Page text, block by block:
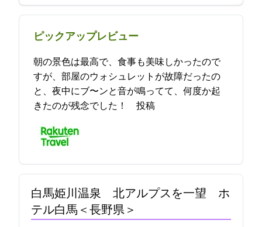
ピックアップレビュー
朝の景色は最高で、食事も美味しかったので
すが、部屋のウォシュレットが故障だったの
と、夜中にブ〜ンと音が鳴ってて、何度か起
きたのが残念でした！ 2021-10-29 09:10:54投稿
白馬姫川温泉 北アルプスを一望 ホ
テル白馬＜長野県＞